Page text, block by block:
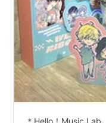
2000
年10
月3日
： TBSラジオ
2001
年2月
14日
： ファンクラ
2001
：
「カントリ
＊Hello！Music Lab